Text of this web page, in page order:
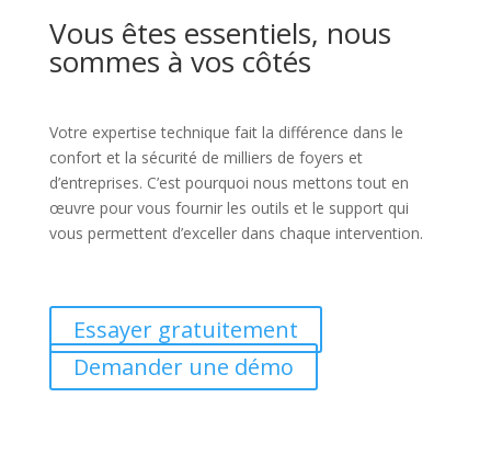
Vous êtes essentiels, nous
sommes à vos côtés
Votre expertise technique fait la différence dans le
confort et la sécurité de milliers de foyers et
d’entreprises. C’est pourquoi nous mettons tout en
œuvre pour vous fournir les outils et le support qui
vous permettent d’exceller dans chaque intervention.
Essayer gratuitement
Demander une démo